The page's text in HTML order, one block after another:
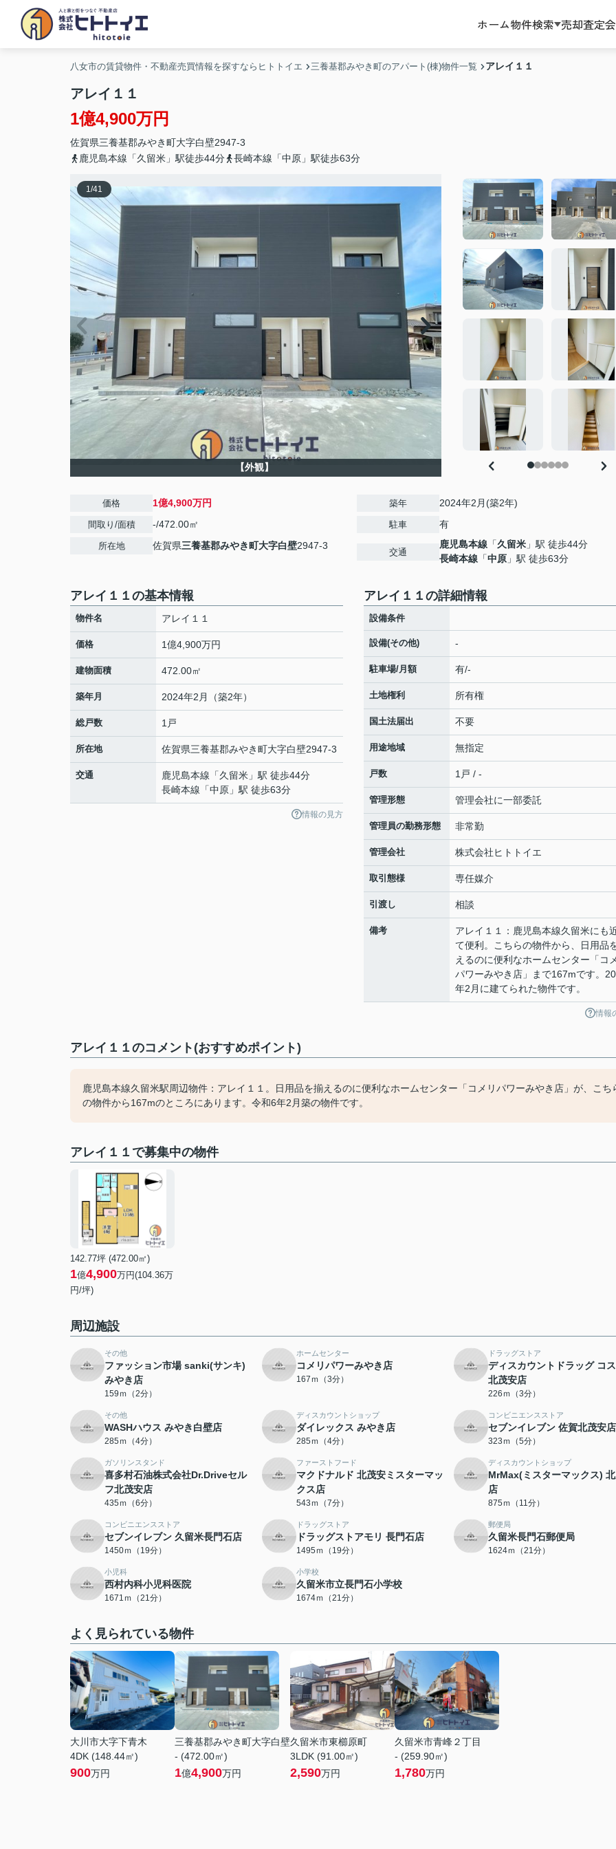
ホーム物件検索 売却査定
八女市の賃貸物件・不動産売買情報を探すならヒトトイエ 三養基郡みやき町のアパート(棟)物件一覧 アレイ１１
アレイ１１
1億4,900万円
佐賀県三養基郡みやき町大字白壁2947-3
鹿児島本線「久留米」駅徒歩44分
長崎本線「中原」駅徒歩63分
1/41
【外観】
価格 1億4,900万円
間取り/面積 -/472.00㎡
所在地 佐賀県三養基郡みやき町大字白壁2947-3
築年 2024年2月(築2年)
駐車 有
交通
鹿児島本線 「久留米 」駅 徒歩44分
長崎本線 「中原 」駅 徒歩63分
アレイ１１の基本情報
物件名 アレイ１１
価格 1億4,900万円
建物面積 472.00㎡
築年月 2024年2月（築2年）
総戸数 1戸
所在地 佐賀県三養基郡みやき町大字白壁2947-3
交通 鹿児島本線 「久留米 」駅 徒歩44分
長崎本線 「中原 」駅 徒歩63分
情報の見方
アレイ１１の詳細情報
設備条件
設備(その他) -
駐車場/月額 有/-
土地権利 所有権
国土法届出 不要
用途地域 無指定
戸数 1戸 / -
管理形態 管理会社に一部委託
管理員の勤務形態 非常勤
管理会社 株式会社ヒトトイエ
取引態様 専任媒介
引渡し 相談
備考
アレイ１１：鹿児島本線久留米にも
て便利。こちらの物件から、日用品
えるのに便利なホームセンター「コ
パワーみやき店」まで167mです。
年2月に建てられた物件です。
情報
アレイ１１のコメント(おすすめポイント)
鹿児島本線久留米駅周辺物件：アレイ１１。日用品を揃えるのに便利なホームセンター「コメリパワーみやき店」が、こち
の物件から167mのところにあります。令和6年2月築の物件です。
アレイ１１で募集中の物件
142.77坪 (472.00㎡)
1億4,900万円(104.36万
円/坪)
周辺施設
その他
ファッション市場 sanki(サンキ)
みやき店
159ｍ（2分）
ホームセンター
コメリパワーみやき店
167ｍ（3分）
ドラッグストア
ディスカウントドラッグ コ
北茂安店
226ｍ（3分）
その他
WASHハウス みやき白壁店
285ｍ（4分）
ディスカウントショップ
ダイレックス みやき店
285ｍ（4分）
コンビニエンスストア
セブンイレブン 佐賀北茂安店
323ｍ（5分）
ガソリンスタンド
喜多村石油株式会社Dr.Driveセル
フ北茂安店
435ｍ（6分）
ファーストフード
マクドナルド 北茂安ミスターマッ
クス店
543ｍ（7分）
ディスカウントショップ
MrMax(ミスターマックス)
店
875ｍ（11分）
コンビニエンスストア
セブンイレブン 久留米長門石店
1450ｍ（19分）
ドラッグストア
ドラッグストアモリ 長門石店
1495ｍ（19分）
郵便局
久留米長門石郵便局
1624ｍ（21分）
小児科
西村内科小児科医院
1671ｍ（21分）
小学校
久留米市立長門石小学校
1674ｍ（21分）
よく見られている物件
大川市大字下青木
4DK (148.44㎡)
900万円
三養基郡みやき町大字白壁
- (472.00㎡)
1億4,900万円
久留米市東櫛原町
3LDK (91.00㎡)
2,590万円
久留米市青峰２丁目
- (259.90㎡)
1,780万円